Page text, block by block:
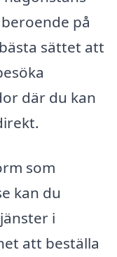
på
sättet att
där du kan
som
kan du
i
att beställa